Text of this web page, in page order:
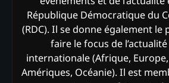
République Démocratique du
(RDC). Il se donne également le
faire le focus de l’actualité
internationale (Afrique, Europe,
Amériques, Océanie). Il est